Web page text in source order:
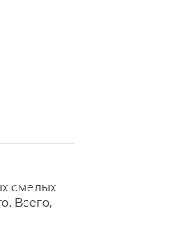
смелых
Всего,